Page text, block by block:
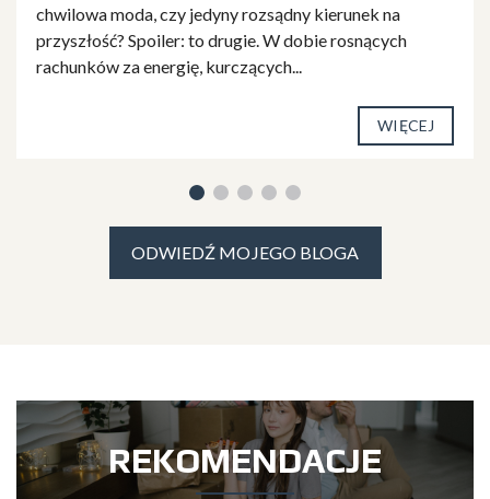
chwilowa moda, czy jedyny rozsądny kierunek na
przyszłość? Spoiler: to drugie. W dobie rosnących
rachunków za energię, kurczących...
WIĘCEJ
ODWIEDŹ MOJEGO BLOGA
REKOMENDACJE